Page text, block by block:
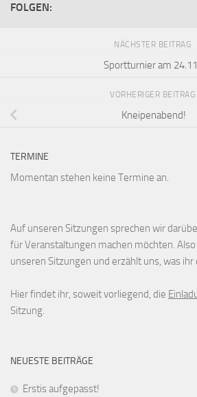
FOLGEN:
NÄCHSTER BEITRAG
Sportturnier am
VORHERIGER BEITRAG
Kneipenabend!
TERMINE
Momentan stehen keine Termine an.
Auf unseren Sitzungen sprechen wir
für Veranstaltungen machen möchten.
unseren Sitzungen und erzählt uns, was
Hier findet ihr, soweit vorliegend, die
Sitzung.
NEUESTE BEITRÄGE
Erstis aufgepasst!